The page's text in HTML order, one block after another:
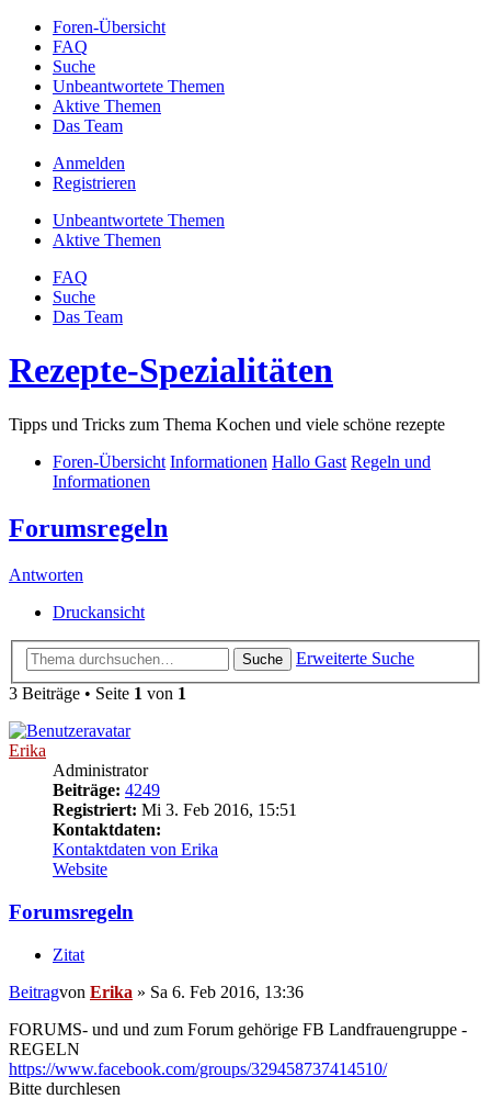
Foren-Übersicht
FAQ
Suche
Unbeantwortete Themen
Aktive Themen
Das Team
Anmelden
Registrieren
Unbeantwortete Themen
Aktive Themen
FAQ
Suche
Das Team
Rezepte-Spezialitäten
Tipps und Tricks zum Thema Kochen und viele schöne rezepte
Foren-Übersicht Informationen Hallo Gast Regeln und
Informationen
Forumsregeln
Antworten
Druckansicht
Suche
Erweiterte Suche
3 Beiträge • Seite 1 von 1
Erika
Administrator
Beiträge: 4249
Registriert: Mi 3. Feb 2016, 15:51
Kontaktdaten:
Kontaktdaten von Erika
Website
Forumsregeln
Zitat
Beitragvon Erika » Sa 6. Feb 2016, 13:36
FORUMS- und und zum Forum gehörige FB Landfrauengruppe -
REGELN
https://www.facebook.com/groups/329458737414510/
Bitte durchlesen